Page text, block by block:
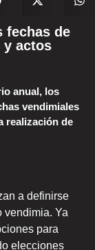
fechas de
y actos
anual, los
vendimiales
realización de
a definirse
vendimia. Ya
para
elecciones